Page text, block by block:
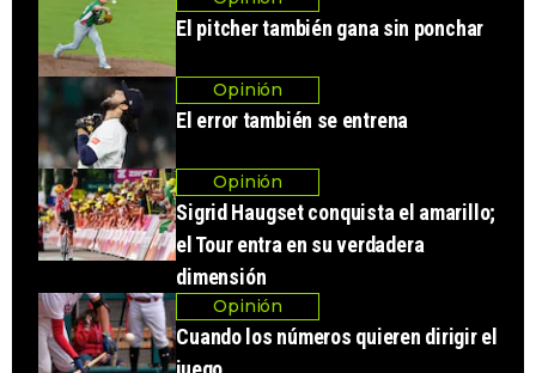
El pitcher también gana sin ponchar
Opinión
El error también se entrena
Opinión
Sigrid Haugset conquista el amarillo;
el Tour entra en su verdadera
dimensión
Opinión
Cuando los números quieren dirigir el